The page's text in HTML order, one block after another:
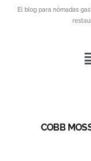
El blog para nómadas
COBB